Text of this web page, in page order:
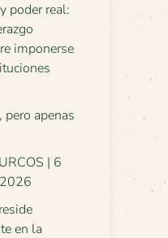
poder real:
imponerse
pero apenas
| 6
en la